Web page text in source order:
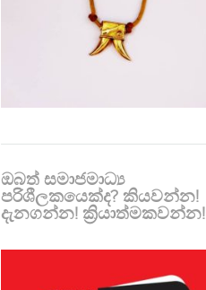
ඔබත් සමාජමාධ්‍ය
පරිශීලකයෙක්ද? කියවන්න!
දැනගන්න! ක්‍රියාත්මකවන්න!